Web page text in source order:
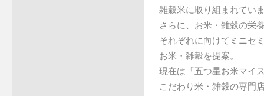
雑穀米に取り組まれてい
さらに、お米・雑穀の栄
それぞれに向けてミニセ
お米・雑穀を提案。
現在は「五つ星お米マイ
こだわり米・雑穀の専門